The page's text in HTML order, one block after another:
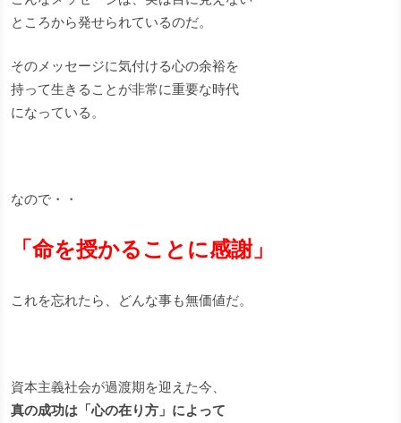
ところから発せられているのだ。
そのメッセージに気付ける心の余裕を
持って生きることが非常に重要な時代
になっている。
なので・・
「命を授かることに感謝」
これを忘れたら、どんな事も無価値だ。
資本主義社会が過渡期を迎えた今、
真の成功は「心の在り方」によって